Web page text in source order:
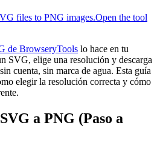
files to PNG images.Open the tool
de BrowseryTools lo hace en tu
SVG, elige una resolución y descarga
cuenta, sin marca de agua. Esta guía
elegir la resolución correcta y cómo
a PNG (Paso a